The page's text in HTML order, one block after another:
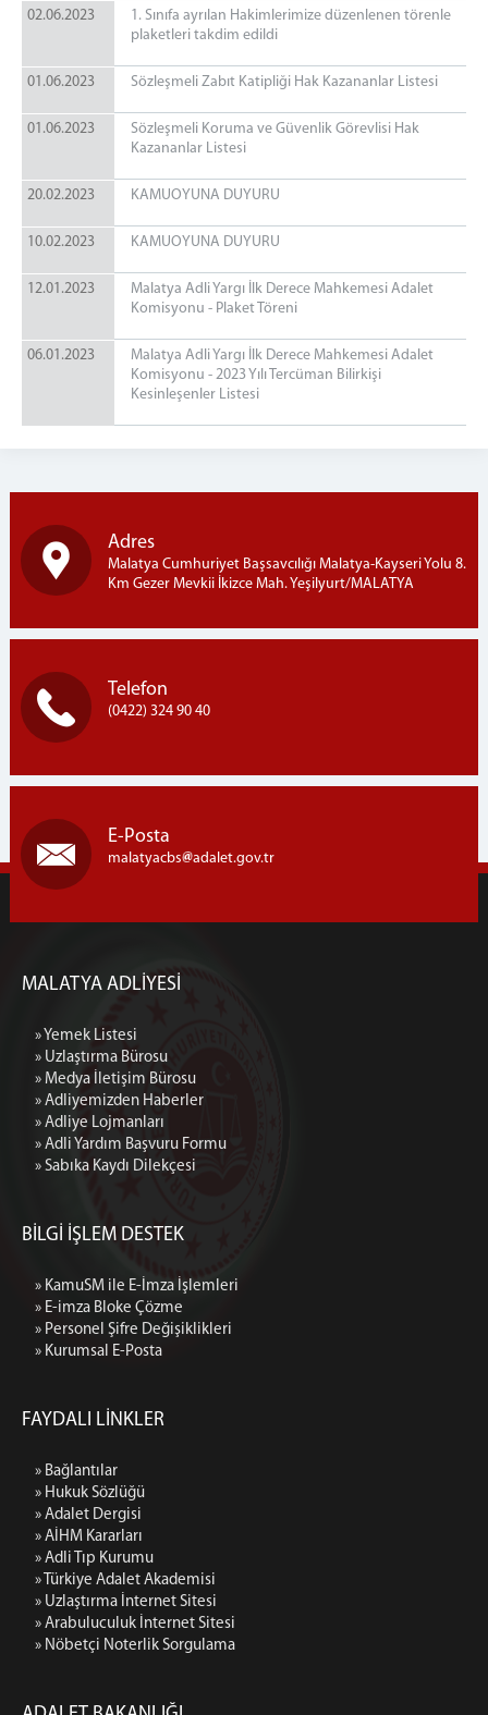
02.06.2023
1. Sınıfa ayrılan Hakimlerimize düzenlenen törenle
plaketleri takdim edildi
01.06.2023 Sözleşmeli Zabıt Katipliği Hak Kazananlar Listesi
01.06.2023
Sözleşmeli Koruma ve Güvenlik Görevlisi Hak
Kazananlar Listesi
20.02.2023 KAMUOYUNA DUYURU
10.02.2023 KAMUOYUNA DUYURU
12.01.2023
Malatya Adli Yargı İlk Derece Mahkemesi Adalet
Komisyonu - Plaket Töreni
06.01.2023
Malatya Adli Yargı İlk Derece Mahkemesi Adalet
Komisyonu - 2023 Yılı Tercüman Bilirkişi
Kesinleşenler Listesi
Adres
Malatya Cumhuriyet Başsavcılığı Malatya-Kayseri Yolu 8.
Km Gezer Mevkii İkizce Mah. Yeşilyurt/MALATYA
Telefon
(0422) 324 90 40
E-Posta
malatyacbs adalet.gov.tr
MALATYA ADLİYESİ
» Yemek Listesi
» Uzlaştırma Bürosu
» Medya İletişim Bürosu
» Adliyemizden Haberler
» Adliye Lojmanları
» Adli Yardım Başvuru Formu
» Sabıka Kaydı Dilekçesi
BİLGİ İŞLEM DESTEK
» KamuSM ile E-İmza İşlemleri
» E-imza Bloke Çözme
» Personel Şifre Değişiklikleri
» Kurumsal E-Posta
FAYDALI LİNKLER
» Bağlantılar
» Hukuk Sözlüğü
» Adalet Dergisi
» AİHM Kararları
» Adli Tıp Kurumu
» Türkiye Adalet Akademisi
» Uzlaştırma İnternet Sitesi
» Arabuluculuk İnternet Sitesi
» Nöbetçi Noterlik Sorgulama